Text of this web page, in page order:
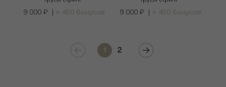
9 000 ₽ | + 450 бонусов 9 000 ₽ | + 450 бонусов
1 2